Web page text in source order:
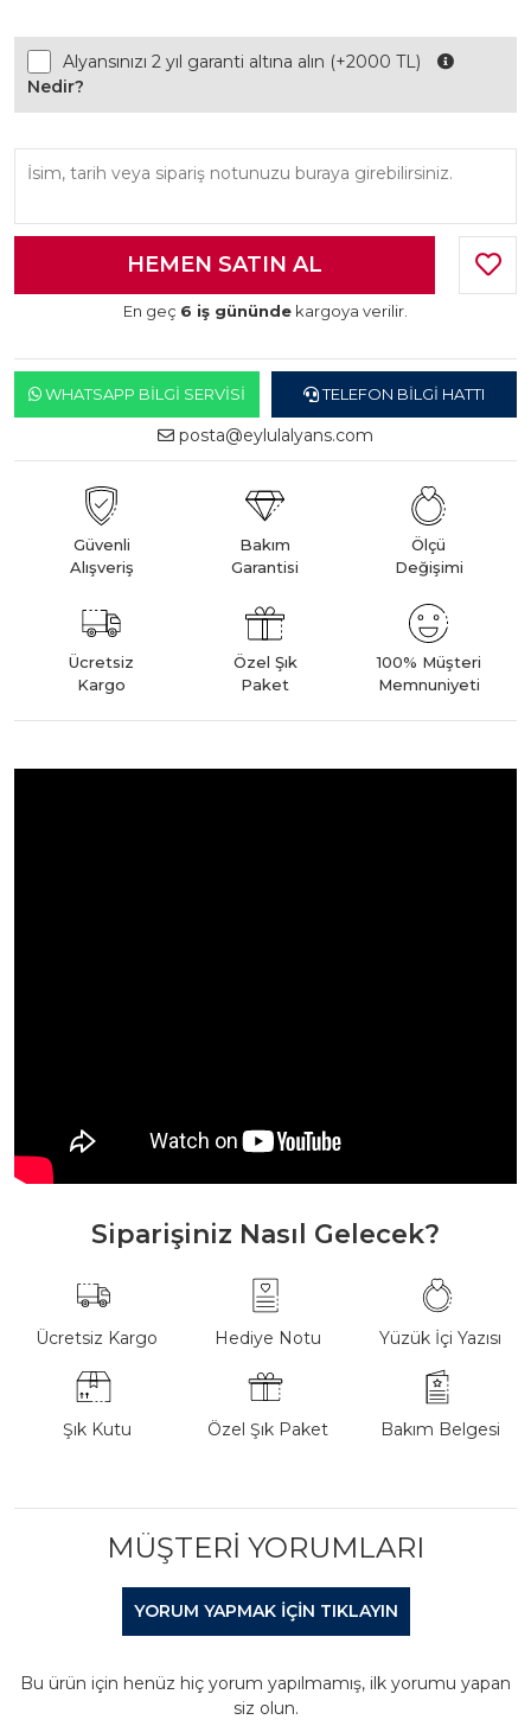
Alyansınızı 2 yıl garanti altına alın (+2000 TL)
Nedir?
En geç 6 iş gününde kargoya verilir.
WHATSAPP BILGI SERVISI TELEFON BILGI HATTI
posta@eylulalyans.com
Güvenli
Alışveriş
Bakım
Garantisi
Ölçü
Değişimi
Ücretsiz
Kargo
Özel Şık
Paket
100% Müşteri
Memnuniyeti
Siparişiniz Nasıl Gelecek?
Ücretsiz Kargo Hediye Notu Yüzük İçi Yazısı
Şık Kutu Özel Şık Paket Bakım Belgesi
MÜŞTERI YORUMLARI
YORUM YAPMAK IÇIN TIKLAYIN
Bu ürün için henüz hiç yorum yapılmamış, ilk yorumu yapan
siz olun.